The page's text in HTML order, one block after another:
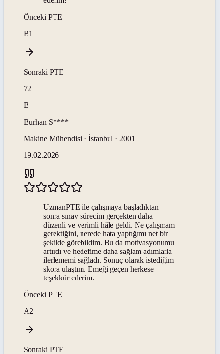
Önceki PTE
B1
Sonraki PTE
72
B
Burhan S****
Makine Mühendisi · İstanbul · 2001
19.02.2026
UzmanPTE ile çalışmaya başladıktan
sonra sınav sürecim gerçekten daha
düzenli ve verimli hâle geldi. Ne çalışmam
gerektiğini, nerede hata yaptığımı net bir
şekilde görebildim. Bu da motivasyonumu
artırdı ve hedefime daha sağlam adımlarla
ilerlememi sağladı. Sonuç olarak istediğim
skora ulaştım. Emeği geçen herkese
teşekkür ederim.
Önceki PTE
A2
Sonraki PTE